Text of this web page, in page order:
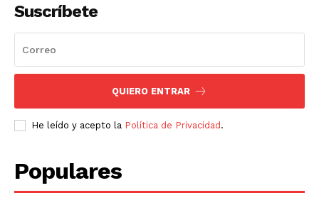
Suscríbete
QUIERO ENTRAR
He leído y acepto la Política de Privacidad.
Populares